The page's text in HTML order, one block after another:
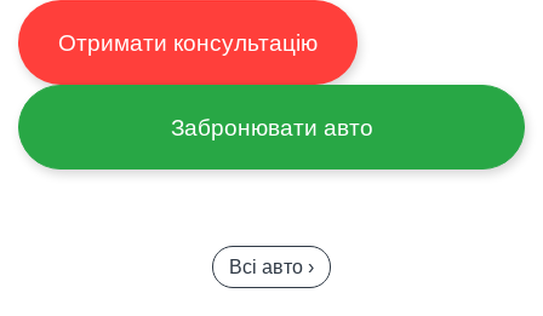
Отримати консультацію
Забронювати авто
Всі авто ›